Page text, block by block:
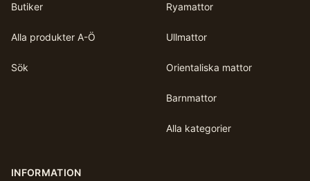
Butiker
Alla produkter A-Ö
Sök
Ryamattor
Ullmattor
Orientaliska mattor
Barnmattor
Alla kategorier
INFORMATION